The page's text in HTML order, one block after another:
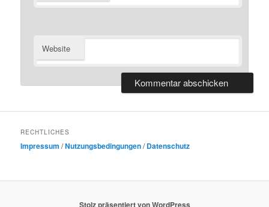
Website
RECHTLICHES
Impressum /Nutzungsbedingungen/Datenschutz
Stolz präsentiert von WordPress